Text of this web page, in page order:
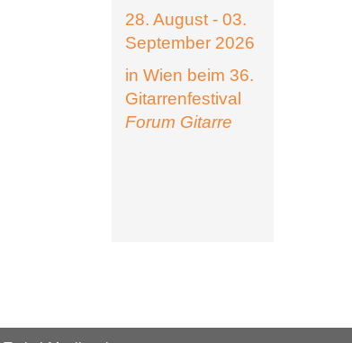
28. August - 03.
September 2026
in Wien beim 36.
Gitarrenfestival
Forum Gitarre